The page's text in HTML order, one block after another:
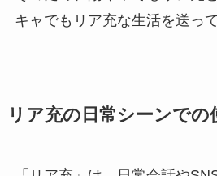
キャでもリア充な生活を送っ
リア充の日常シーンでの